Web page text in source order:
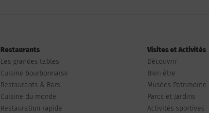
Restaurants
Les grandes tables
Cuisine bourbonnaise
Restaurants & Bars
Cuisine du monde
Restauration rapide
Visites et Activités
Découvrir
Bien être
Musées Patrimoine
Parcs et Jardins
Activités sportives